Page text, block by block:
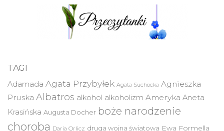
TAGI
Adamada Agata Przybyłek Agata Suchocka Agnieszka
Pruska Albatros alkohol alkoholizm Ameryka Aneta
Krasińska Augusta Docher boże narodzenie
choroba Daria Orlicz druga wojna światowa Ewa Formella